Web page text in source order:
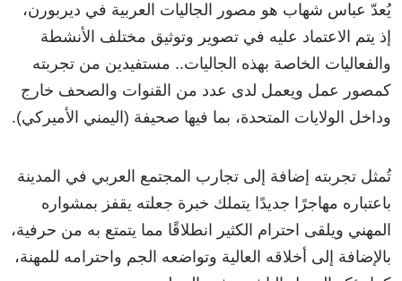
يُعدّ عباس شهاب هو مصور الجاليات العربية في ديربورن،
إذ يتم الاعتماد عليه في تصوير وتوثيق مختلف الأنشطة
والفعاليات الخاصة بهذه الجاليات.. مستفيدين من تجربته
كمصور عمل ويعمل لدى عدد من القنوات والصحف خارج
وداخل الولايات المتحدة، بما فيها صحيفة (اليمني الأميركي).
تُمثل تجربته إضافة إلى تجارب المجتمع العربي في المدينة
باعتباره مهاجرًا جديدًا يتملك خبرة جعلته يقفز بمشواره
المهني ويلقى احترام الكثير انطلاقًا مما يتمتع به من حرفية،
بالإضافة إلى أخلاقه العالية وتواضعه الجم واحترامه للمهنة،